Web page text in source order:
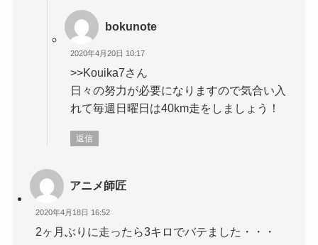
bokunote
2020年4月20日 10:17
>>Kouika7さん
日々の努力が必要になりますので気合い入
れて毎週日曜日は40km走をしましょう！
返信
アニメ師匠
2020年4月18日 16:52
2ヶ月ぶりに走ったら3キロでバテました・・・